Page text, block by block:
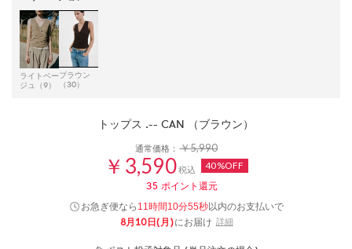
ライトベー
ジュ（9）
ブラウン
（30）
トップス .-- CAN （ブラウン）
通常価格：￥5,990
￥3,590税込 40%OFF
35 ポイント還元
お急ぎ便なら 11時間10分55秒以内のお支払いで
8月10日(月)にお届け 詳細